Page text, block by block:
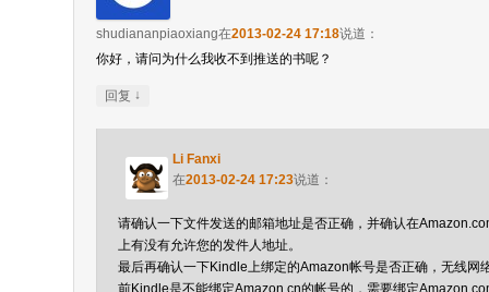
shudiananpiaoxiang在2013-02-24 17:18说道：
你好，请问为什么我收不到推送的书呢？
回复 ↓
Li Fanxi
在2013-02-24 17:23说道：
请确认一下文件发送的邮箱地址是否正确，并确认在
上有没有允许您的发件人地址。
最后再确认一下Kindle上绑定的Amazon帐号是否正确，无线网
前Kindle是不能绑定Amazon.cn的帐号的，需要绑定